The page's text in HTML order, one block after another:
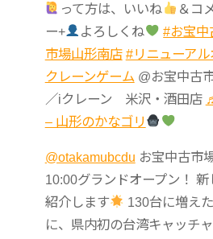
って方は、いいね
＆コ
ー+
よろしくね #お宝中
市場山形南店 #リニューアル
クレーンゲーム @お宝中古
／iクレーン 米沢・酒田店
– 山形のかなゴリ
@otakamubcdu お宝中古市
10:00グランドオープン！
紹介します
130台に増え
に、県内初の台湾キャッチ